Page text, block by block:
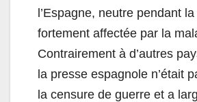
l’Espagne, neutre pendant
fortement affectée par la
Contrairement à d’autres
la presse espagnole n’était
la censure de guerre et a